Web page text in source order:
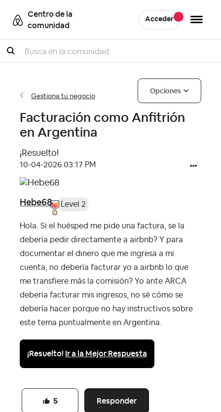
Centro de la
comunidad
Acceder
Buscar
Gestiona tu negocio
Opciones
Facturación como Anfitrión
en Argentina
¡Resuelto!
‎10-04-2026 03:17 PM
Hebe68 Level 2
Hola. Si el huésped me pide una factura, se la
debería pedir directamente a airbnb? Y para
documentar el dinero que me ingresa a mi
cuenta, no debería facturar yo a airbnb lo que
me transfiere más la comisión? Yo ante ARCA
debería facturar mis ingresos, no sé cómo se
debería hacer porque no hay instructivos sobre
este tema puntualmente en Argentina.
¡Resuelto! Ir a la Mejor Respuesta
Responder
5